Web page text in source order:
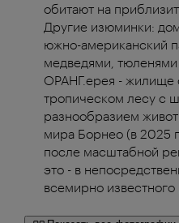
обитают на
Другие изюминки:
южно-американский
медведями,
ОРАНГ.ерея - жилище
тропическом лесу с
разнообразием
мира Борнео (в 2025
после масштабной
это - в
всемирно известного